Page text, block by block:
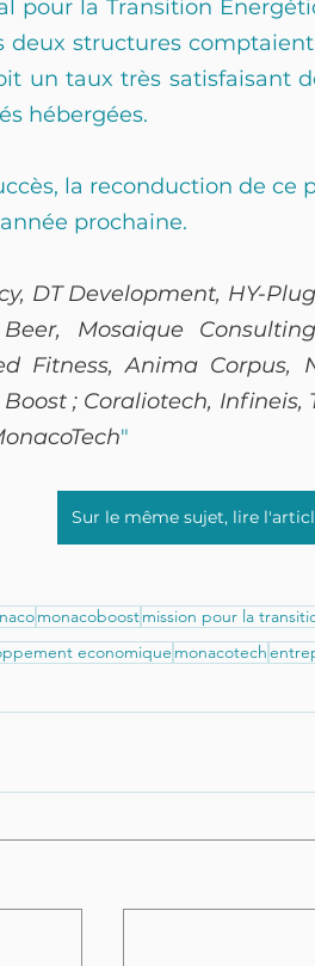
pour la Transition
deux structures
un taux très satisfaisant
hébergées.
la reconduction de
prochaine.
DT Development, HY-
Mosaique
Fitness, Anima Corpus,
; Coraliotech, Infineis,
"
Sur le même sujet, lire
monacoboostmission pour la
economique monacotech